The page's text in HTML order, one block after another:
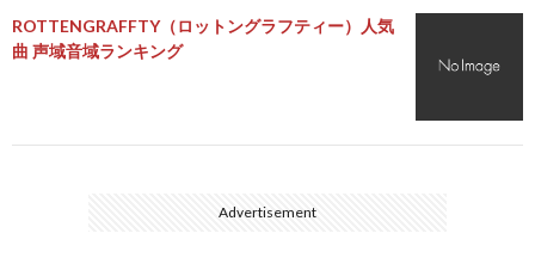
ROTTENGRAFFTY（ロットングラフティー）人気
曲 声域音域ランキング
Advertisement